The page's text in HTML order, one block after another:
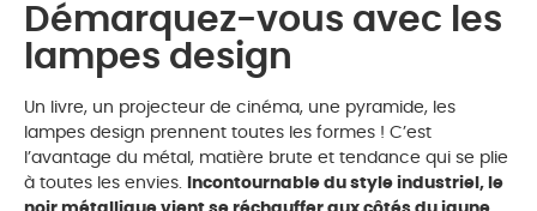
Démarquez-vous avec les
lampes design
Un livre, un projecteur de cinéma, une pyramide, les
lampes design prennent toutes les formes ! C’est
l’avantage du métal, matière brute et tendance qui se plie
à toutes les envies. Incontournable du style industriel, le